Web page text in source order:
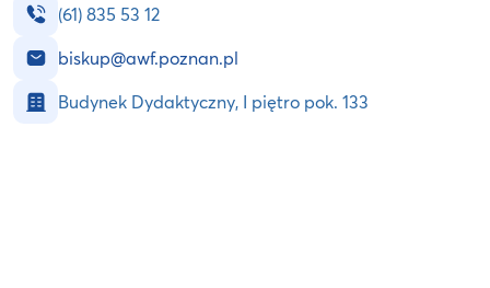
(61) 835 53 12
biskup@awf.poznan.pl
Budynek Dydaktyczny, I piętro pok. 133